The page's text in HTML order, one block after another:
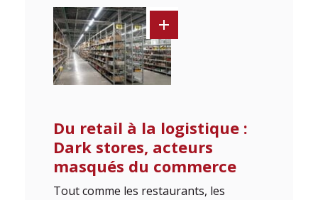
Du retail à la logistique :
Dark stores, acteurs
masqués du commerce
Tout comme les restaurants, les